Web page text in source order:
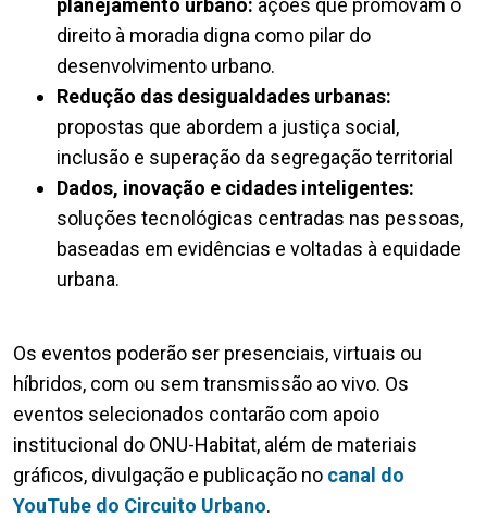
planejamento urbano: ações que promovam o
direito à moradia digna como pilar do
desenvolvimento urbano.
Redução das desigualdades urbanas:
propostas que abordem a justiça social,
inclusão e superação da segregação territorial
Dados, inovação e cidades inteligentes:
soluções tecnológicas centradas nas pessoas,
baseadas em evidências e voltadas à equidade
urbana.
Os eventos poderão ser presenciais, virtuais ou
híbridos, com ou sem transmissão ao vivo. Os
eventos selecionados contarão com apoio
institucional do ONU-Habitat, além de materiais
gráficos, divulgação e publicação no canal do
YouTube do Circuito Urbano.